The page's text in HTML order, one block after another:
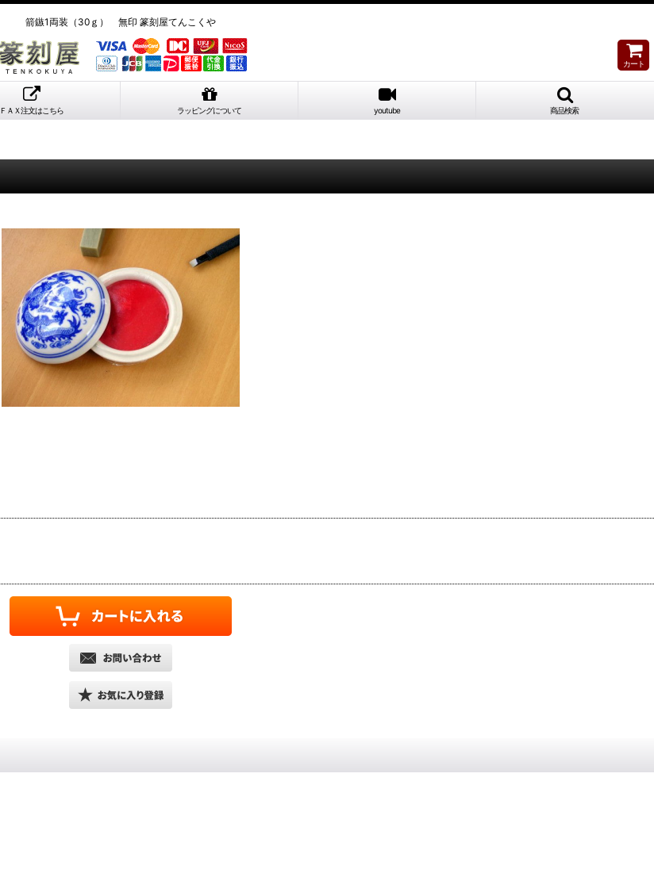
箭鏃1両装（30ｇ） 無印 篆刻屋てんこくや
カート
ＦＡＸ注文はこちら ラッピングについて youtube 商品検索